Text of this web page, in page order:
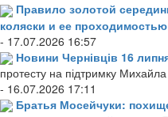
Правило золотой
коляски и ее проходимостью
- 17.07.2026 16:57
Новини Чернівців 16
протесту на підтримку Михайла
- 16.07.2026 17:11
Братья Мосейчуки: